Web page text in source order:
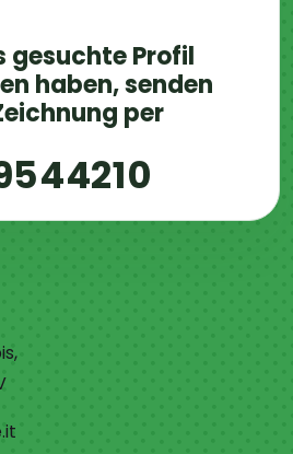
gesuchte Profil
haben, senden
per